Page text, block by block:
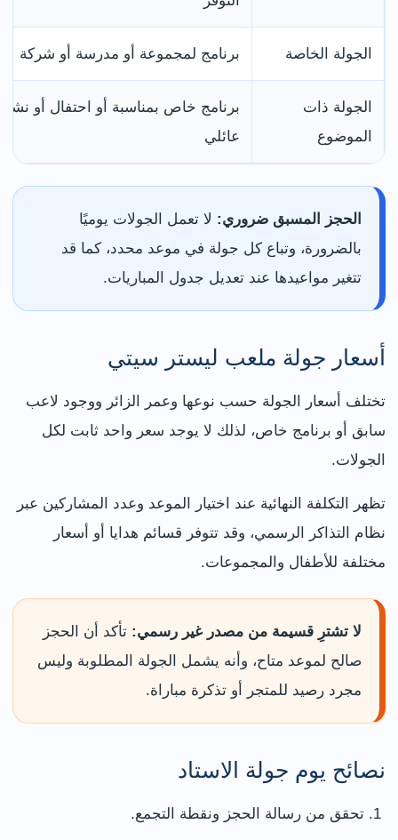
الجولة الخاصة برنامج لمجموعة أو مدرسة أو شركة
الجولة ذات
الموضوع
برنامج خاص بمناسبة أو احتفال أو
عائلي
الحجز المسبق ضروري: لا تعمل الجولات يوميًا
بالضرورة، وتباع كل جولة في موعد محدد، كما قد
تتغير مواعيدها عند تعديل جدول المباريات.
أسعار جولة ملعب ليستر سيتي
تختلف أسعار الجولة حسب نوعها وعمر الزائر ووجود لاعب
سابق أو برنامج خاص، لذلك لا يوجد سعر واحد ثابت لكل
الجولات.
تظهر التكلفة النهائية عند اختيار الموعد وعدد المشاركين عبر
نظام التذاكر الرسمي، وقد تتوفر قسائم هدايا أو أسعار
مختلفة للأطفال والمجموعات.
لا تشترِ قسيمة من مصدر غير رسمي: تأكد أن الحجز
صالح لموعد متاح، وأنه يشمل الجولة المطلوبة وليس
مجرد رصيد للمتجر أو تذكرة مباراة.
نصائح يوم جولة الاستاد
تحقق من رسالة الحجز ونقطة التجمع.